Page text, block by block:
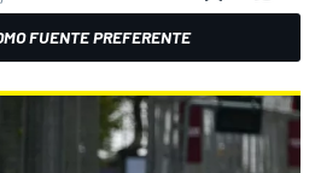
FUENTE PREFERENTE